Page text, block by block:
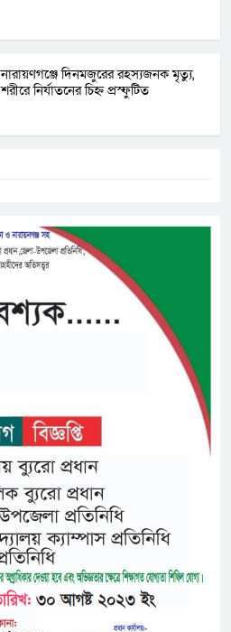
নারায়ণগঞ্জে দিনমজুরের রহস্যজনক মৃত্যু,
শরীরে নির্যাতনের চিহ্ন প্রস্ফুটিত